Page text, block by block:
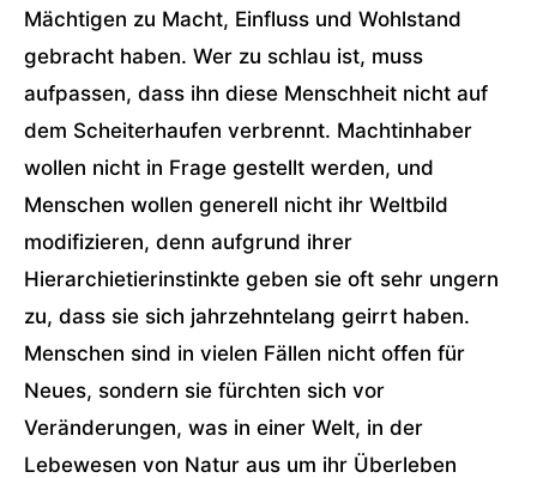
Mächtigen zu Macht, Einfluss und Wohlstand
gebracht haben. Wer zu schlau ist, muss
aufpassen, dass ihn diese Menschheit nicht auf
dem Scheiterhaufen verbrennt. Machtinhaber
wollen nicht in Frage gestellt werden, und
Menschen wollen generell nicht ihr Weltbild
modifizieren, denn aufgrund ihrer
Hierarchietierinstinkte geben sie oft sehr ungern
zu, dass sie sich jahrzehntelang geirrt haben.
Menschen sind in vielen Fällen nicht offen für
Neues, sondern sie fürchten sich vor
Veränderungen, was in einer Welt, in der
Lebewesen von Natur aus um ihr Überleben